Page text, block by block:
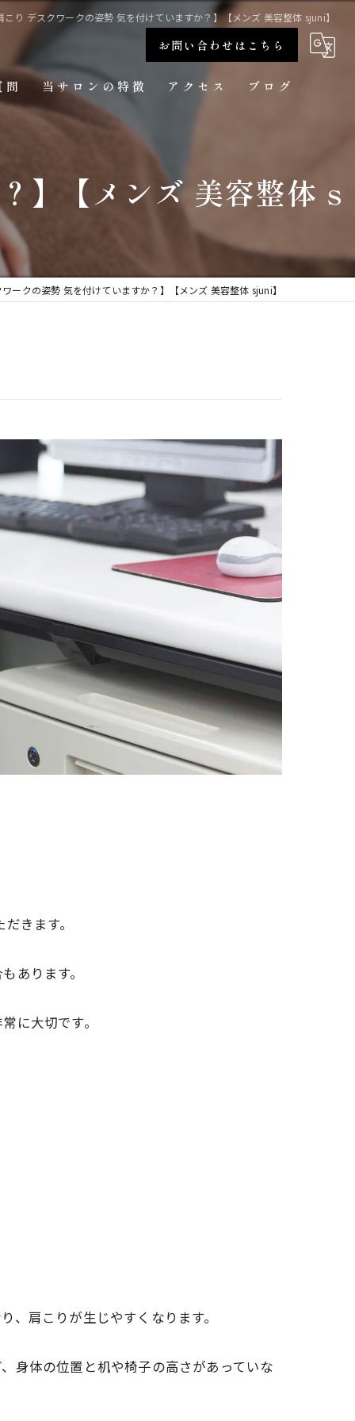
こり デスクワークの姿勢 気を付けていますか？】【メンズ 美容整体 sjuni】
お問い合わせはこちら
問 当サロンの特徴
首コリ
骨盤矯正
アクセス ブログ
】【メンズ 美容整体 s
ワークの姿勢 気を付けていますか？】【メンズ 美容整体 sjuni】
だきます。
あります。
に大切です。
、 肩こりが生じやすくなります。
身体の位置と机や椅子の高さがあっていな